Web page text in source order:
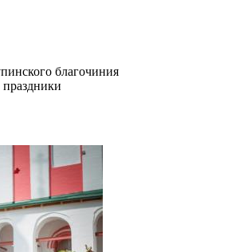
благочиния